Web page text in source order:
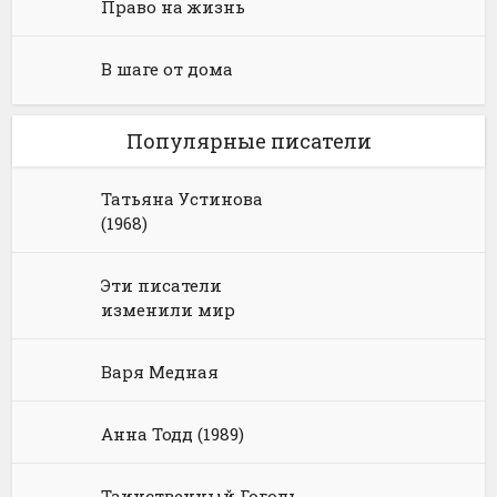
Право на жизнь
В шаге от дома
Популярные писатели
Татьяна Устинова
(1968)
Эти писатели
изменили мир
Варя Медная
Анна Тодд (1989)